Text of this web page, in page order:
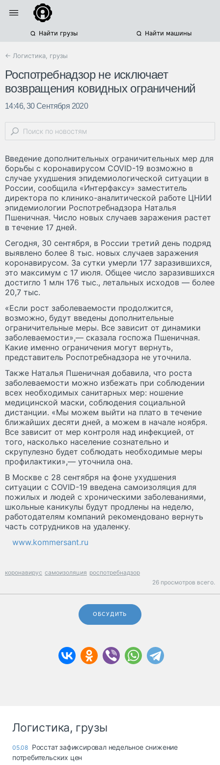
Найти грузы Найти машины
← Логистика, грузы
Роспотребнадзор не исключает
возвращения ковидных ограничений
14:46, 30 Сентября 2020
Введение дополнительных ограничительных мер для
борьбы с коронавирусом COVID-19 возможно в
случае ухудшения эпидемиологической ситуации в
России, сообщила «Интерфаксу» заместитель
директора по клинико-аналитической работе ЦНИИ
эпидемиологии Роспотребнадзора Наталья
Пшеничная. Число новых случаев заражения растет
в течение 17 дней.
Сегодня, 30 сентября, в России третий день подряд
выявлено более 8 тыс. новых случаев заражения
коронавирусом. За сутки умерли 177 заразившихся,
это максимум с 17 июля. Общее число заразившихся
достигло 1 млн 176 тыс., летальных исходов — более
20,7 тыс.
«Если рост заболеваемости продолжится,
возможно, будут введены дополнительные
ограничительные меры. Все зависит от динамики
заболеваемости»,— сказала госпожа Пшеничная.
Какие именно ограничения могут вернуть,
представитель Роспотребнадзора не уточнила.
Также Наталья Пшеничная добавила, что роста
заболеваемости можно избежать при соблюдении
всех необходимых санитарных мер: ношение
медицинской маски, соблюдения социальной
дистанции. «Мы можем выйти на плато в течение
ближайших десяти дней, а можем в начале ноября.
Все зависит от мер контроля над инфекцией, от
того, насколько население сознательно и
скрупулезно будет соблюдать необходимые меры
профилактики»,— уточнила она.
В Москве с 28 сентября на фоне ухудшения
ситуации с COVID-19 введена самоизоляция для
пожилых и людей с хроническими заболеваниями,
школьные каникулы будут продлены на неделю,
работодателям компаний рекомендовано вернуть
часть сотрудников на удаленку.
www.kommersant.ru
коронавирус самоизоляция роспотребнадзор
26 просмотров всего.
ОБСУДИТЬ
Логистика, грузы
05.08 Росстат зафиксировал недельное снижение
потребительских цен